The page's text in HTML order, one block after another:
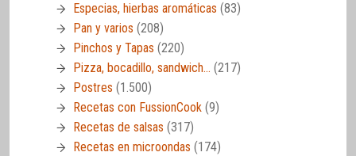
Especias, hierbas aromáticas (83)
Pan y varios (208)
Pinchos y Tapas (220)
Pizza, bocadillo, sandwich… (217)
Postres (1.500)
Recetas con FussionCook (9)
Recetas de salsas (317)
Recetas en microondas (174)